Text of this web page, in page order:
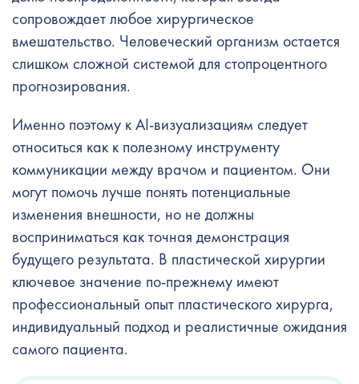
сопровождает любое хирургическое
вмешательство. Человеческий организм остается
слишком сложной системой для стопроцентного
прогнозирования.
Именно поэтому к AI-визуализациям следует
относиться как к полезному инструменту
коммуникации между врачом и пациентом. Они
могут помочь лучше понять потенциальные
изменения внешности, но не должны
восприниматься как точная демонстрация
будущего результата. В пластической хирургии
ключевое значение по-прежнему имеют
профессиональный опыт пластического хирурга,
индивидуальный подход и реалистичные ожидания
самого пациента.